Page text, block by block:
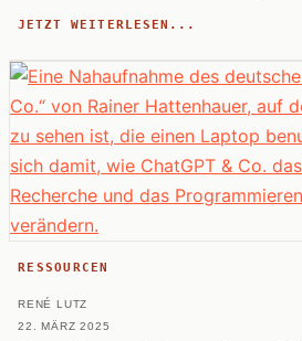
JETZT WEITERLESEN...
RESSOURCEN
RENÉ LUTZ
22. MÄRZ 2025